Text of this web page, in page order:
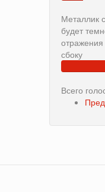
Металлик
будет
сбоку
Всего